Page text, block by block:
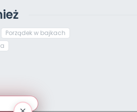
Porządek w bajkach